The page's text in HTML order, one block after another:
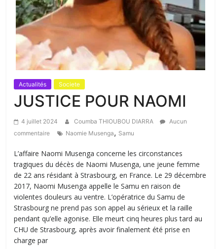
Actualités Societe
JUSTICE POUR NAOMI
4 juillet 2024 Coumba THIOUBOU DIARRA
Aucun
commentaire
Naomie Musenga, Samu
L’affaire Naomi Musenga concerne les circonstances
tragiques du décès de Naomi Musenga, une jeune femme
de 22 ans résidant à Strasbourg, en France. Le 29 décembre
2017, Naomi Musenga appelle le Samu en raison de
violentes douleurs au ventre. L’opératrice du Samu de
Strasbourg ne prend pas son appel au sérieux et la raille
pendant qu’elle agonise. Elle meurt cinq heures plus tard au
CHU de Strasbourg, après avoir finalement été prise en
charge par